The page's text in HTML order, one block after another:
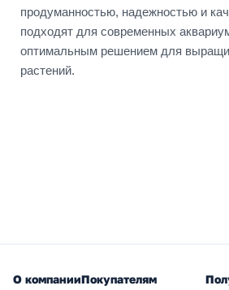
продуманностью, надежностью и
подходят для современных
оптимальным решением для
растений.
О компанииПокупателям